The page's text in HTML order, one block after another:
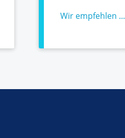
Wir empfehlen ...